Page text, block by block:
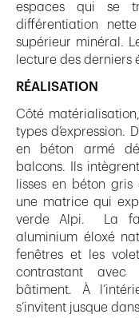
espaces qui se
différentiation
supérieur minéral.
lecture des derniers
RÉALISATION
Côté
types d’expression.
en béton armé
balcons. Ils
lisses en béton
une matrice qui
verde Alpi. La
aluminium éloxé
fenêtres et les
contrastant avec
bâtiment. À
s’invitent jusque